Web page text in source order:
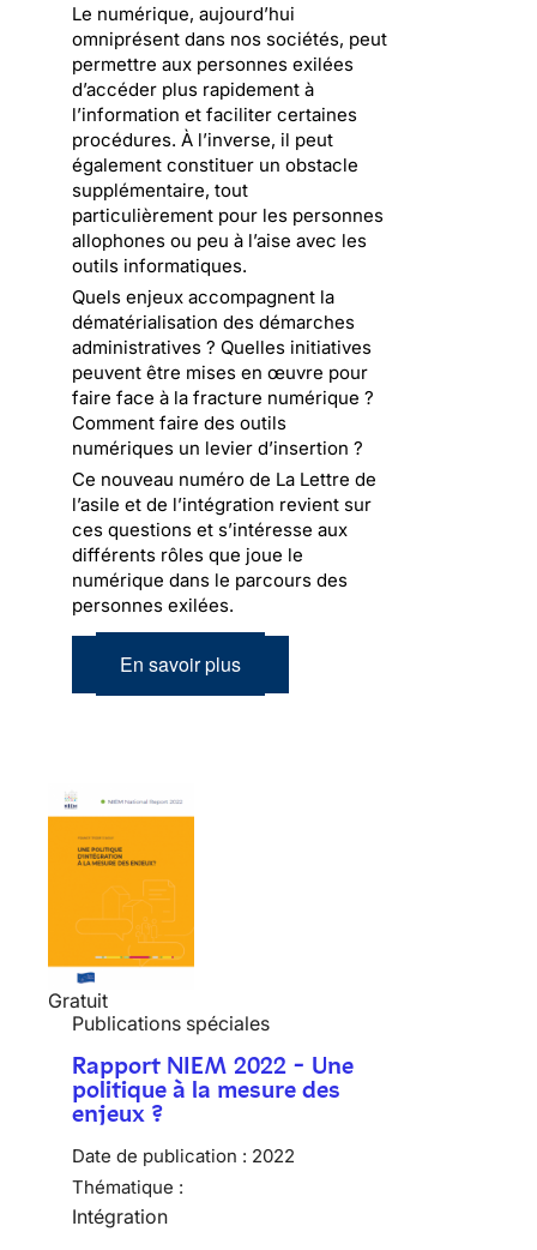
Le numérique, aujourd’hui
omniprésent dans nos sociétés, peut
permettre aux personnes exilées
d’accéder plus rapidement à
l’information et faciliter certaines
procédures. À l’inverse, il peut
également constituer un obstacle
supplémentaire, tout
particulièrement pour les personnes
allophones ou peu à l’aise avec les
outils informatiques.
Quels enjeux accompagnent la
dématérialisation des démarches
administratives ? Quelles initiatives
peuvent être mises en œuvre pour
faire face à la fracture numérique ?
Comment faire des outils
numériques un levier d’insertion ?
Ce nouveau numéro de La Lettre de
l’asile et de l’intégration revient sur
ces questions et s’intéresse aux
différents rôles que joue le
numérique dans le parcours des
personnes exilées.
En savoir plus
Gratuit
Publications spéciales
Rapport NIEM 2022 - Une
politique à la mesure des
enjeux ?
Date de publication : 2022
Thématique :
Intégration